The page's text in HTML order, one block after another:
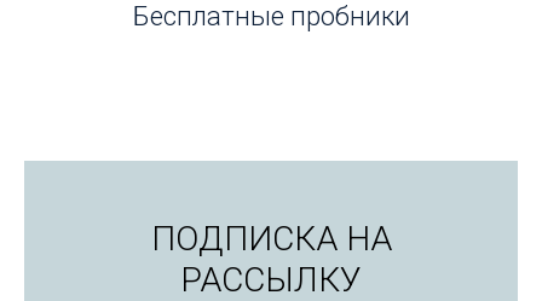
Бесплатные пробники
ПОДПИСКА НА
РАССЫЛКУ